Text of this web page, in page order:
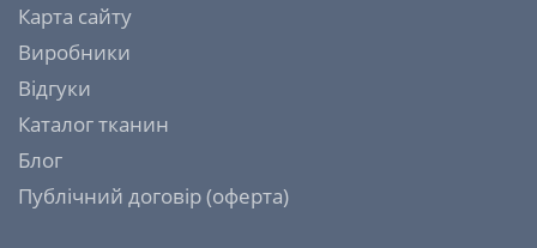
Карта сайту
Виробники
Відгуки
Каталог тканин
Блог
Публічний договір (оферта)